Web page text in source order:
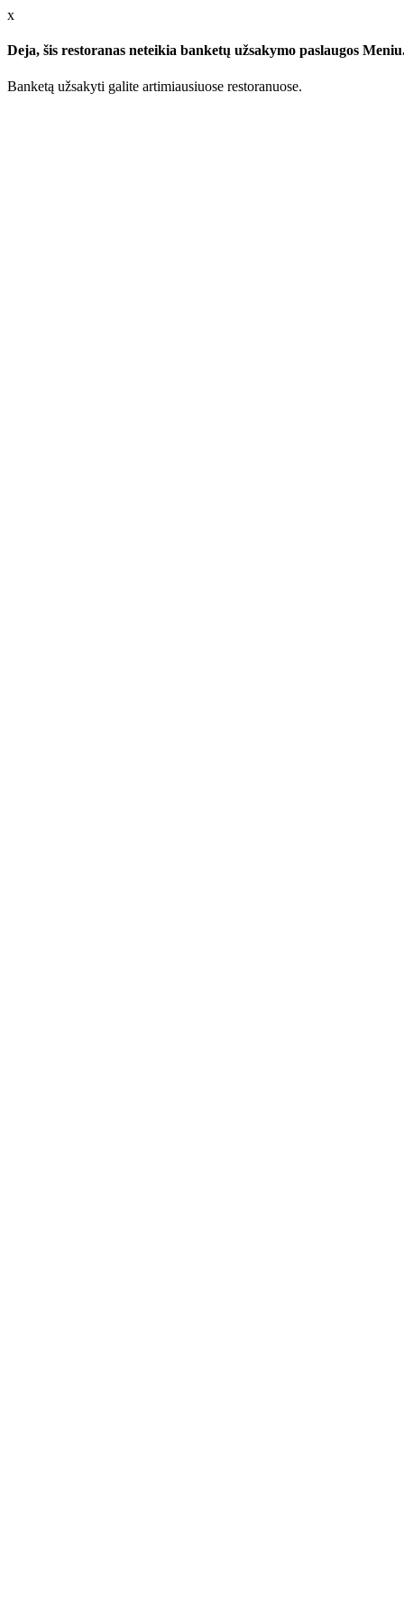
x
Deja, šis restoranas neteikia banketų užsakymo paslaugos
Banketą užsakyti galite artimiausiuose restoranuose.